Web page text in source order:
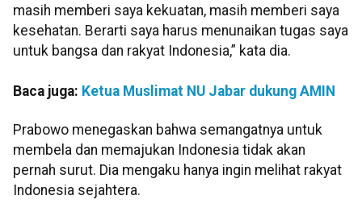
masih memberi saya kekuatan, masih memberi saya
kesehatan. Berarti saya harus menunaikan tugas saya
untuk bangsa dan rakyat Indonesia,” kata dia.
Baca juga: Ketua Muslimat NU Jabar dukung AMIN
Prabowo menegaskan bahwa semangatnya untuk
membela dan memajukan Indonesia tidak akan
pernah surut. Dia mengaku hanya ingin melihat rakyat
Indonesia sejahtera.